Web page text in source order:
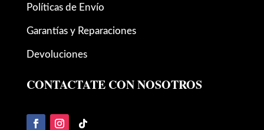
Políticas de Envío
Garantías y Reparaciones
Devoluciones
CONTACTATE CON NOSOTROS